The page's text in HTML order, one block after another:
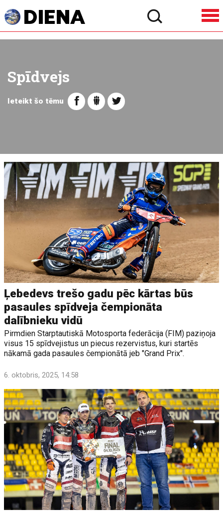
Spīdvejs
Ieteikt šo tēmu
Ļebedevs trešo gadu pēc kārtas būs
pasaules spīdveja čempionāta
dalībnieku vidū
Pirmdien Starptautiskā Motosporta federācija (FIM) paziņoja
visus 15 spīdvejistus un piecus rezervistus, kuri startēs
nākamā gada pasaules čempionātā jeb "Grand Prix".
6. oktobris, 2025, 14:58